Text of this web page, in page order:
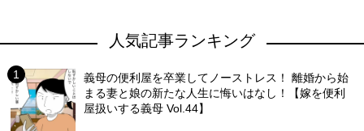
人気記事ランキング
義母の便利屋を卒業してノーストレス！ 離婚から始
まる妻と娘の新たな人生に悔いはなし！【嫁を便利
屋扱いする義母 Vol.44】